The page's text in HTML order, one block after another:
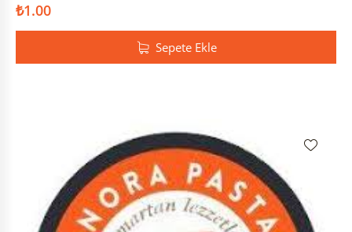
₺1.00
Sepete Ekle